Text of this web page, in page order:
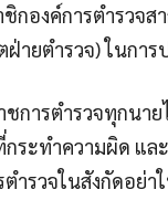
กองค์การตำรวจ
ายตำรวจ) ในกา
การตำรวจทุกนา
กระทำความผิด
ำรวจในสังกัดอย่